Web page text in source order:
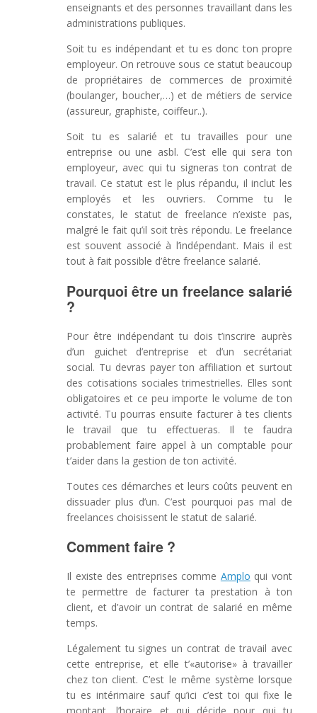
enseignants et des personnes travaillant dans les
administrations publiques.
Soit tu es indépendant et tu es donc ton propre
employeur. On retrouve sous ce statut beaucoup
de propriétaires de commerces de proximité
(boulanger, boucher,…) et de métiers de service
(assureur, graphiste, coiffeur..).
Soit tu es salarié et tu travailles pour une
entreprise ou une asbl. C’est elle qui sera ton
employeur, avec qui tu signeras ton contrat de
travail. Ce statut est le plus répandu, il inclut les
employés et les ouvriers. Comme tu le
constates, le statut de freelance n’existe pas,
malgré le fait qu’il soit très répondu. Le freelance
est souvent associé à l’indépendant. Mais il est
tout à fait possible d’être freelance salarié.
Pourquoi être un freelance salarié
?
Pour être indépendant tu dois t’inscrire auprès
d’un guichet d’entreprise et d’un secrétariat
social. Tu devras payer ton affiliation et surtout
des cotisations sociales trimestrielles. Elles sont
obligatoires et ce peu importe le volume de ton
activité. Tu pourras ensuite facturer à tes clients
le travail que tu effectueras. Il te faudra
probablement faire appel à un comptable pour
t’aider dans la gestion de ton activité.
Toutes ces démarches et leurs coûts peuvent en
dissuader plus d’un. C’est pourquoi pas mal de
freelances choisissent le statut de salarié.
Comment faire ?
Il existe des entreprises comme Amplo qui vont
te permettre de facturer ta prestation à ton
client, et d’avoir un contrat de salarié en même
temps.
Légalement tu signes un contrat de travail avec
cette entreprise, et elle t’«autorise» à travailler
chez ton client. C’est le même système lorsque
tu es intérimaire sauf qu’ici c’est toi qui fixe le